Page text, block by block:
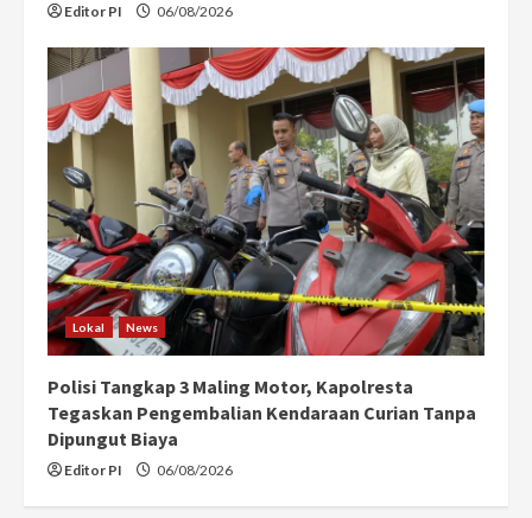
Editor PI 06/08/2026
Lokal News
Polisi Tangkap 3 Maling Motor, Kapolresta
Tegaskan Pengembalian Kendaraan Curian Tanpa
Dipungut Biaya
Editor PI 06/08/2026